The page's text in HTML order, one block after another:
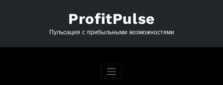
ProfitPulse
Пульсация с прибыльными возможностями